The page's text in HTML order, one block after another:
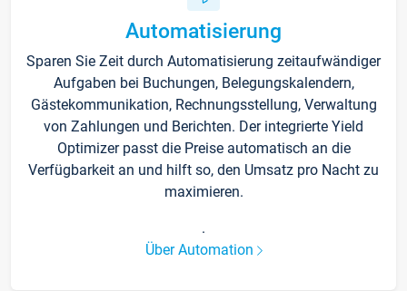
Automatisierung
Sparen Sie Zeit durch Automatisierung zeitaufwändiger
Aufgaben bei Buchungen, Belegungskalendern,
Gästekommunikation, Rechnungsstellung, Verwaltung
von Zahlungen und Berichten. Der integrierte Yield
Optimizer passt die Preise automatisch an die
Verfügbarkeit an und hilft so, den Umsatz pro Nacht zu
maximieren.
.
Über Automation